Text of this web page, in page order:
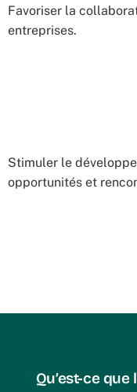
Favoriser la
entreprises.
Stimuler le
opportunités et
Qu’est-ce